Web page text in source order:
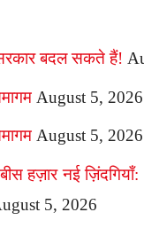
बदल सकते हैं!
August 5, 2026
August 5, 2026
हज़ार नई
5, 2026